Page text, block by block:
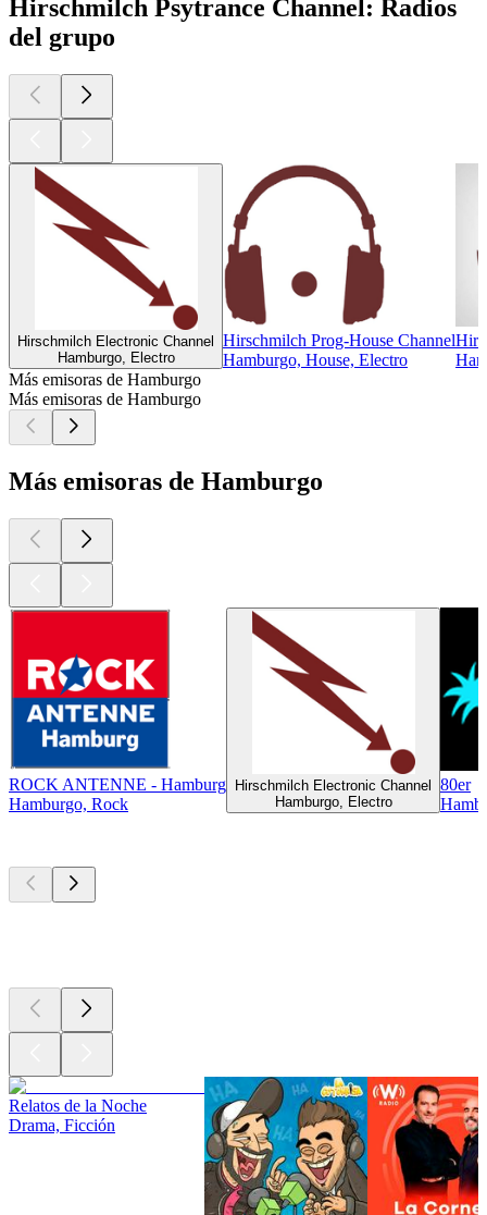
Hirschmilch Psytrance Channel: Radios
del grupo
Hirschmilch Electronic Channel
Hamburgo, Electro
Hirschmilch Prog-House Channel
Hamburgo, House, Electro
Más emisoras de Hamburgo
Más emisoras de Hamburgo
Más emisoras de Hamburgo
ROCK ANTENNE - Hamburg
Hamburgo, Rock
Hirschmilch Electronic Channel
Hamburgo, Electro
80er
Relatos de la Noche
Drama, Ficción